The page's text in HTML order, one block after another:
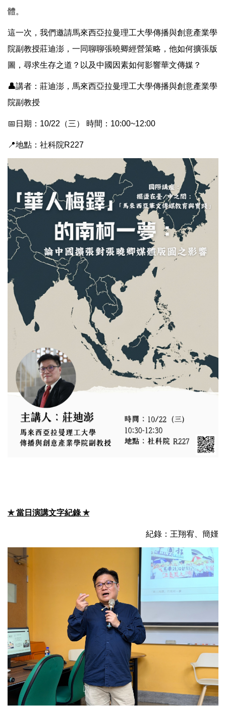
體。
這一次，我們邀請馬來西亞拉曼理工大學傳播與創意產業學
院副教授莊迪澎，一同聊聊張曉卿經營策略，他如何擴張版
圖，尋求生存之道？以及中國因素如何影響華文傳媒？
👤講者：莊迪澎，馬來西亞拉曼理工大學傳播與創意產業學
院副教授
📅日期：10/22（三） 時間：10:00~12:00
📍地點：社科院R227
✯當日演講文字紀錄 ✯
紀錄：王翔宥、簡嫤